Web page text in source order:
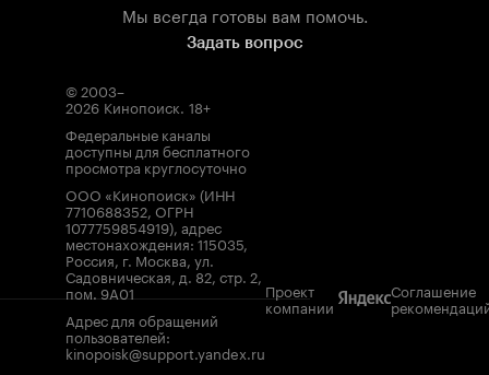
Мы всегда готовы вам помочь.
Задать вопрос
© 2003–
2026 Кинопоиск. 18+
Федеральные каналы
доступны для бесплатного
просмотра круглосуточно
ООО «Кинопоиск» (ИНН
7710688352, ОГРН
1077759854919), адрес
местонахождения: 115035,
Россия, г. Москва, ул.
Садовническая, д. 82, стр. 2,
пом. 9А01
Адрес для обращений
пользователей:
kinopoisk@support.yandex.ru
Проект
компании
Соглашение